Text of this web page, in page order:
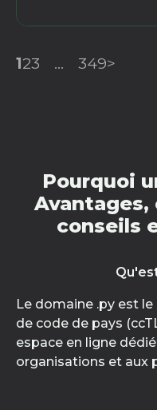
123 ... 349>
Pourquoi
conseils
Le domaine .py est
de code de pays
espace en ligne
organisations et aux